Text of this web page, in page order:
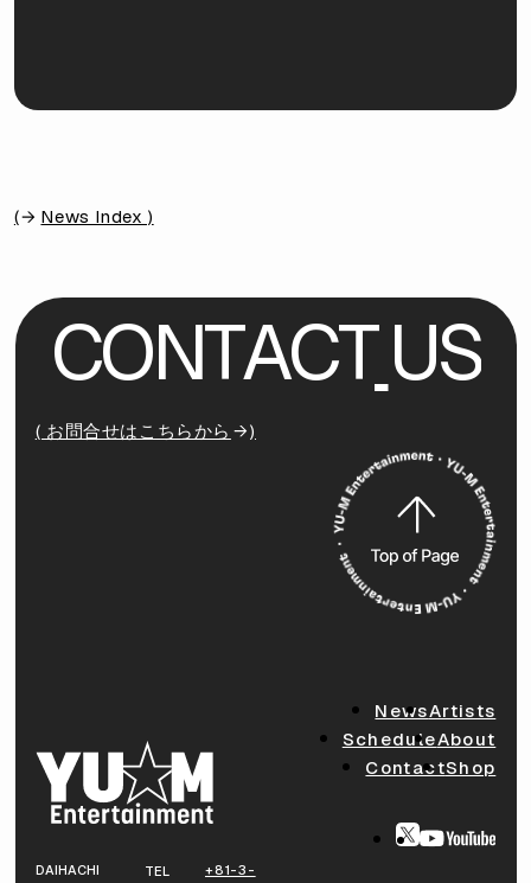
( News Index )
CONTACT US
( お問合せはこちらから )
DAIHACHI
TEL
+81-3-
NewsArtists
ScheduleAbout
ContactShop